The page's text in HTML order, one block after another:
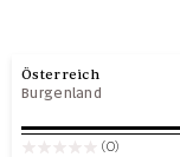
Österreich
Burgenland
(0)